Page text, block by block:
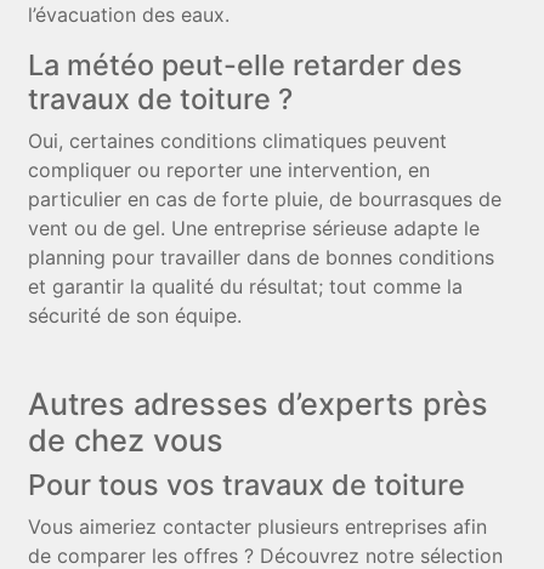
l’évacuation des eaux.
La météo peut-elle retarder des
travaux de toiture ?
Oui, certaines conditions climatiques peuvent
compliquer ou reporter une intervention, en
particulier en cas de forte pluie, de bourrasques de
vent ou de gel. Une entreprise sérieuse adapte le
planning pour travailler dans de bonnes conditions
et garantir la qualité du résultat; tout comme la
sécurité de son équipe.
Autres adresses d’experts près
de chez vous
Pour tous vos travaux de toiture
Vous aimeriez contacter plusieurs entreprises afin
de comparer les offres ? Découvrez notre sélection